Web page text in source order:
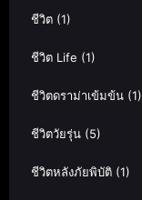
ชีวิต (1)
ชีวิต Life (1)
ชีวิตดราม่าเข้มข้น (1)
ชีวิตวัยรุ่น (5)
ชีวิตหลังภัยพิบัติ (1)